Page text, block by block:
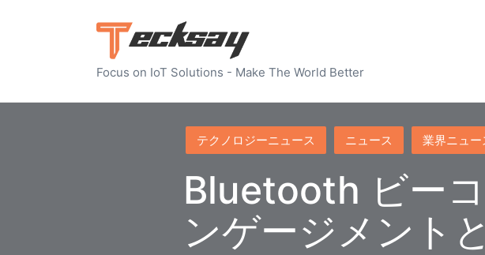
Focus on IoT Solutions - Make The World Better
Posted
in
テクノロジーニュース ニュース 業界ニュー
Bluetooth ビー
ンゲージメント